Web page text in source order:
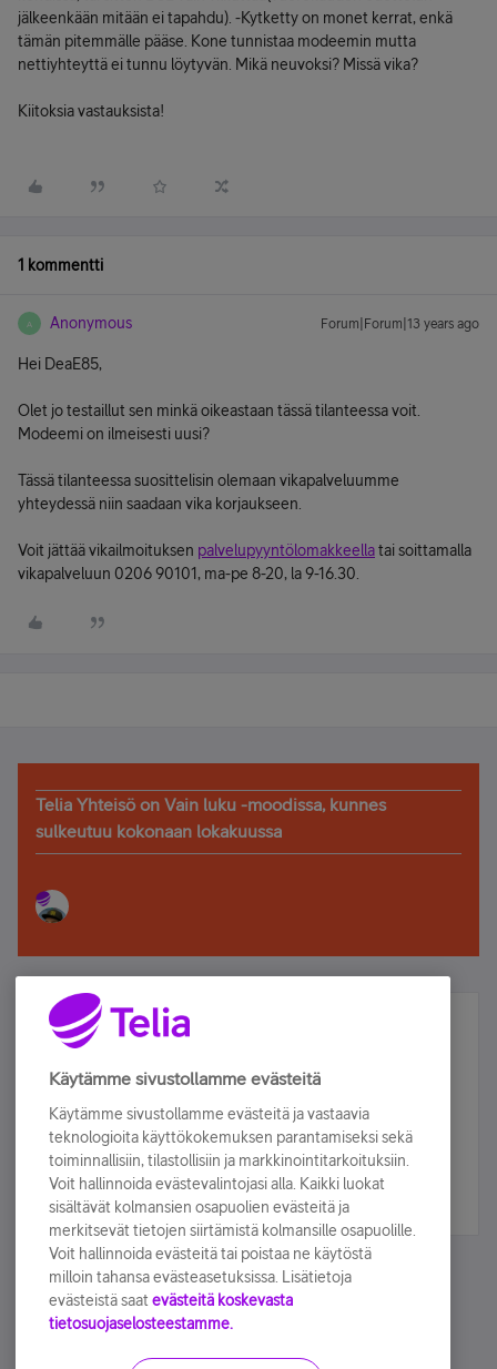
jälkeenkään mitään ei tapahdu). -Kytketty on monet kerrat, enkä
tämän pitemmälle pääse. Kone tunnistaa modeemin mutta
nettiyhteyttä ei tunnu löytyvän. Mikä neuvoksi? Missä vika?
Kiitoksia vastauksista!
1 kommentti
A Anonymous Forum|Forum|13 years ago
Hei DeaE85,
Olet jo testaillut sen minkä oikeastaan tässä tilanteessa voit.
Modeemi on ilmeisesti uusi?
Tässä tilanteessa suosittelisin olemaan vikapalveluumme
yhteydessä niin saadaan vika korjaukseen.
Voit jättää vikailmoituksen palvelupyyntölomakkeellatai soittamalla
vikapalveluun 0206 90101, ma-pe 8-20, la 9-16.30.
Telia Yhteisö on Vain luku -moodissa, kunnes
sulkeutuu kokonaan lokakuussa
Älä jää paitsi – osallistu ja voita!
Tilaa Telian uutiskirje ja olet mukana arvonnassa.
sähköpostiisi.
Tilaa nyt
Käytämme sivustollamme evästeitä
Käytämme sivustollamme evästeitä ja vastaavia
teknologioita käyttökokemuksen parantamiseksi sekä
toiminnallisiin, tilastollisiin ja markkinointitarkoituksiin.
Voit hallinnoida evästevalintojasi alla. Kaikki luokat
sisältävät kolmansien osapuolien evästeitä ja
merkitsevät tietojen siirtämistä kolmansille osapuolille.
Voit hallinnoida evästeitä tai poistaa ne käytöstä
milloin tahansa evästeasetuksissa. Lisätietoja
evästeistä saat evästeitä koskevasta
tietosuojaselosteestamme.